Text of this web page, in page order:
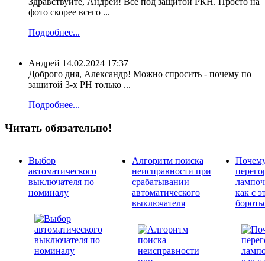
фото скорее всего ...
Подробнее...
Андрей 14.02.2024 17:37
Доброго дня, Александр! Можно спросить - почему по
защитой 3-х РН только ...
Подробнее...
Читать обязательно!
Выбор
автоматического
выключателя по
номиналу
Алгоритм поиска
неисправности при
срабатывании
автоматического
выключателя
как с